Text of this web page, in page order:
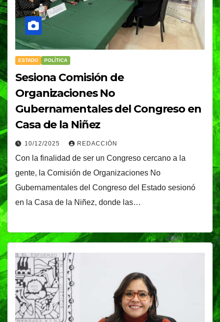
ESTADO POLÍTICA
Sesiona Comisión de
Organizaciones No
Gubernamentales del Congreso en
Casa de la Niñez
10/12/2025 REDACCIÓN
Con la finalidad de ser un Congreso cercano a la
gente, la Comisión de Organizaciones No
Gubernamentales del Congreso del Estado sesionó
en la Casa de la Niñez, donde las…